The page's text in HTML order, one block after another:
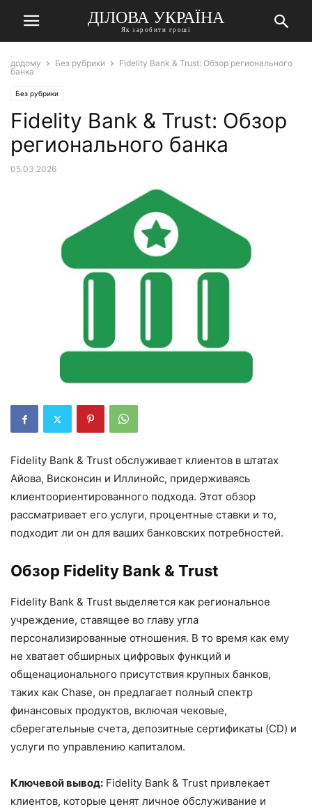
ДІЛОВА УКРАЇНА
Як заробити гроші
додому Без рубрики
Fidelity Bank & Trust: Обзор регионального
банка
Без рубрики
Fidelity Bank & Trust: Обзор
регионального банка
05.03.2026
Fidelity Bank & Trust обслуживает клиентов в штатах
Айова, Висконсин и Иллинойс, придерживаясь
клиентоориентированного подхода. Этот обзор
рассматривает его услуги, процентные ставки и то,
подходит ли он для ваших банковских потребностей.
Обзор Fidelity Bank & Trust
Fidelity Bank & Trust выделяется как региональное
учреждение, ставящее во главу угла
персонализированные отношения. В то время как ему
не хватает обширных цифровых функций и
общенационального присутствия крупных банков,
таких как Chase, он предлагает полный спектр
финансовых продуктов, включая чековые,
сберегательные счета, депозитные сертификаты (CD) и
услуги по управлению капиталом.
Ключевой вывод: Fidelity Bank & Trust привлекает
клиентов, которые ценят личное обслуживание и